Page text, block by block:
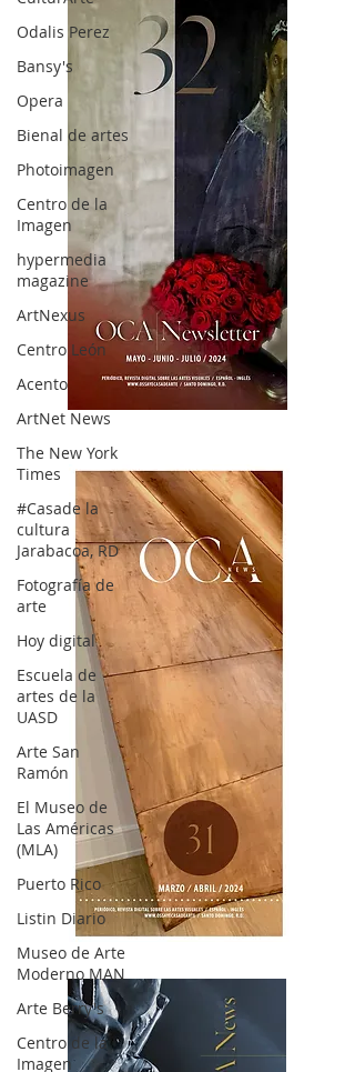
Odalis Perez
Bansy's
Opera
Bienal de artes
Photoimagen
Centro de la
Imagen
hypermedia
magazine
ArtNexus
Centro León
Acento
ArtNet News
The New York
Times
#Casade la
cultura
Jarabacoa, RD
Fotografía de
arte
Hoy digital
Escuela de
artes de la
UASD
Arte San
Ramón
El Museo de
Las Américas
(MLA)
Puerto Rico
Listin Diario
Museo de Arte
Moderno MAN
Arte Berry's
Centro de la
Imagen
OCA|News 32/ Mayo-Junio-Julio, 2023
OCA|News 31 / Marzo-Abril / 2024